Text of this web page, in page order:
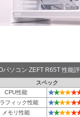
パソコン ZEFT R65T 性能
スペック
CPU性能
★★★★★
フィック性能 ★★★★★
メモリ性能 ★★★★★